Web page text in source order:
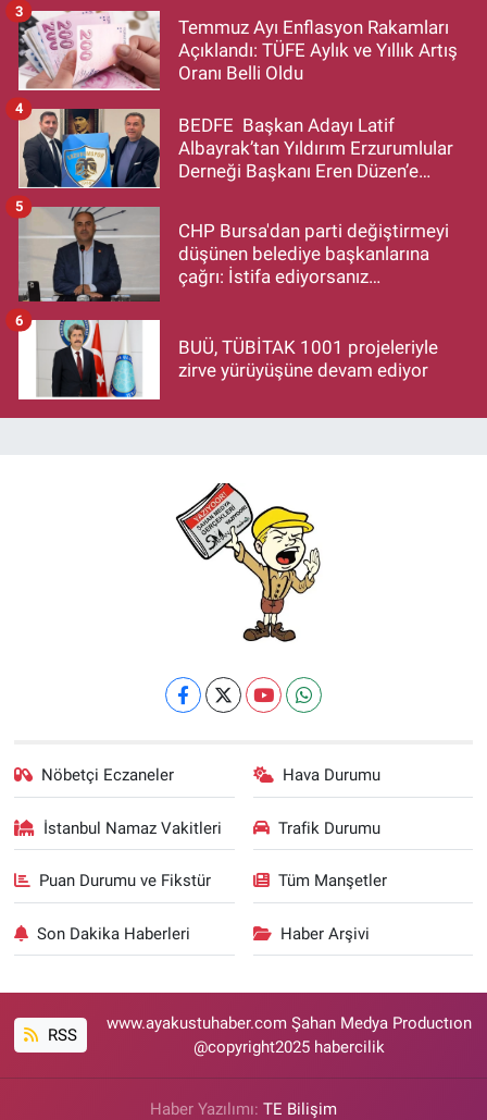
Temmuz Ayı Enflasyon Rakamları
Açıklandı: TÜFE Aylık ve Yıllık Artış
Oranı Belli Oldu
3
BEDFE Başkan Adayı Latif
Albayrak’tan Yıldırım Erzurumlular
Derneği Başkanı Eren Düzen’e
4
CHP Bursa'dan parti değiştirmeyi
düşünen belediye başkanlarına
çağrı: İstifa ediyorsanız
5
BUÜ, TÜBİTAK 1001 projeleriyle
zirve yürüyüşüne devam ediyor
6
Nöbetçi Eczaneler Hava Durumu
İstanbul Namaz Vakitleri Trafik Durumu
Puan Durumu ve Fikstür Tüm Manşetler
Son Dakika Haberleri Haber Arşivi
RSS
www.ayakustuhaber.com Şahan Medya Productıon
@copyright2025 habercilik
Haber Yazılımı: TE Bilişim